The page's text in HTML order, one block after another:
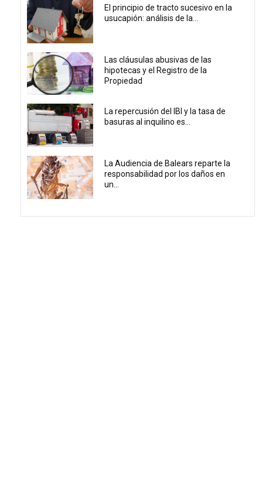
El principio de tracto sucesivo en la
usucapión: análisis de la...
Las cláusulas abusivas de las
hipotecas y el Registro de la
Propiedad
La repercusión del IBI y la tasa de
basuras al inquilino es...
La Audiencia de Balears reparte la
responsabilidad por los daños en
un...